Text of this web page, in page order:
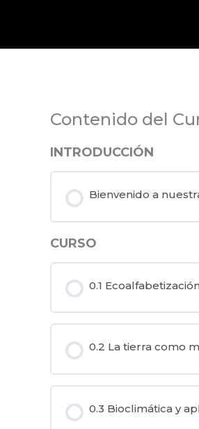
Contenido del
INTRODUCCIÓN
Bienvenido a
CURSO
0.1
0.2 La tierra como
0.3 Bioclimática y